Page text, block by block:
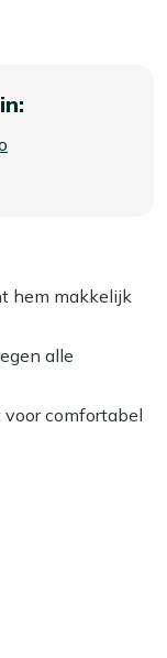
hem makkelijk
alle
comfortabel